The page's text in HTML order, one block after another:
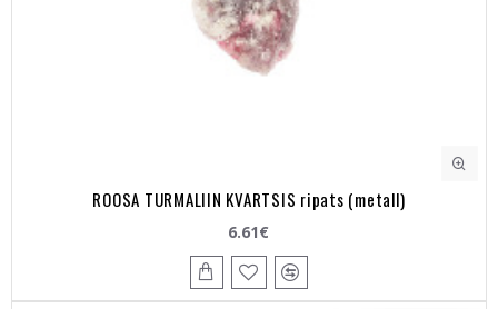
ROOSA TURMALIIN KVARTSIS ripats (metall)
6.61€